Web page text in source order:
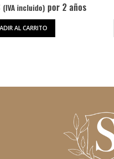
(IVA incluido) por 2 años
AL CARRITO